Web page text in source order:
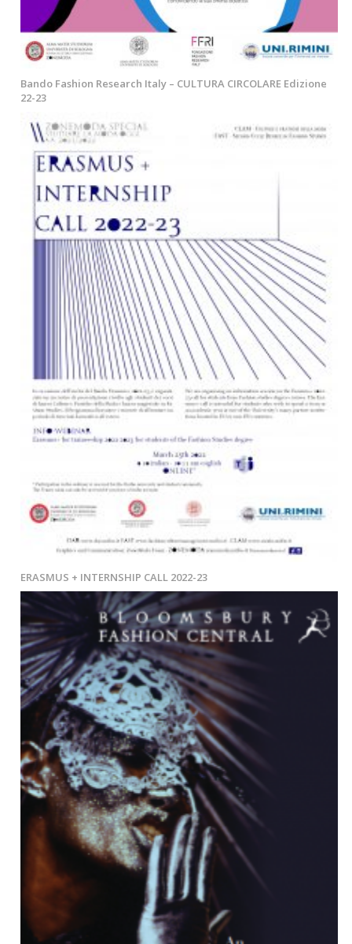
Bando Fashion Research Italy – CULTURA CIRCOLARE Edizione
22-23
ERASMUS + INTERNSHIP CALL 2022-23